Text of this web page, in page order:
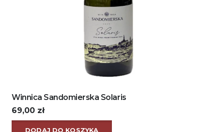
Winnica Sandomierska Solaris
69,00 zł
DODAJ DO KOSZYKA